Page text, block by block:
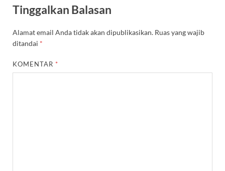
Tinggalkan Balasan
Alamat email Anda tidak akan dipublikasikan. Ruas yang wajib
ditandai *
KOMENTAR *